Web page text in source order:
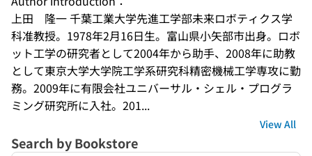
上田　隆一 千葉工業大学先進工学部未来ロボティクス学
科准教授。1978年2月16日生。富山県小矢部市出身。ロボ
ット工学の研究者として2004年から助手、2008年に助教
として東京大学大学院工学系研究科精密機械工学専攻に勤
務。2009年に有限会社ユニバーサル・シェル・プログラ
ミング研究所に入社。201...
View All
Search by Bookstore